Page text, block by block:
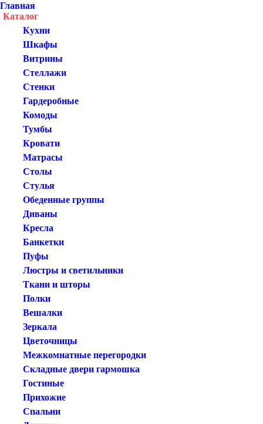
Главная
Каталог
Кухни
Шкафы
Витрины
Стеллажи
Стенки
Гардеробные
Комоды
Тумбы
Кровати
Матрасы
Столы
Стулья
Обеденные группы
Диваны
Кресла
Банкетки
Пуфы
Люстры и светильники
Ткани и шторы
Полки
Вешалки
Зеркала
Цветочницы
Межкомнатные перегородки
Складные двери гармошка
Гостиные
Прихожие
Спальни